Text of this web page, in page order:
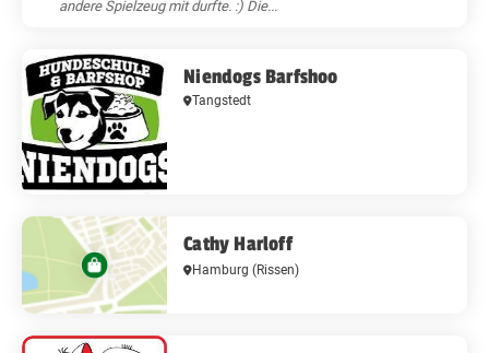
andere Spielzeug mit durfte. :) Die...
Niendogs Barfshoo
Tangstedt
Cathy Harloff
Hamburg(Rissen)